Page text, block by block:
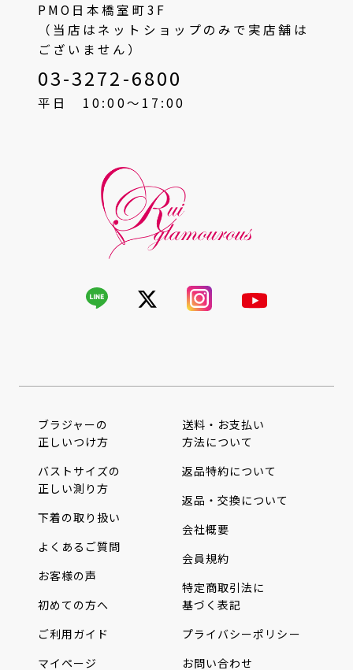
PMO日本橋室町3F
（当店はネットショップのみで実店舗は
ございません）
03-3272-6800
平日 10:00〜17:00
ブラジャーの
正しいつけ方
バストサイズの
正しい測り方
下着の取り扱い
よくあるご質問
お客様の声
初めての方へ
ご利用ガイド
マイページ
送料・お支払い
方法について
返品特約について
返品・交換について
会社概要
会員規約
特定商取引法に
基づく表記
プライバシーポリシー
お問い合わせ